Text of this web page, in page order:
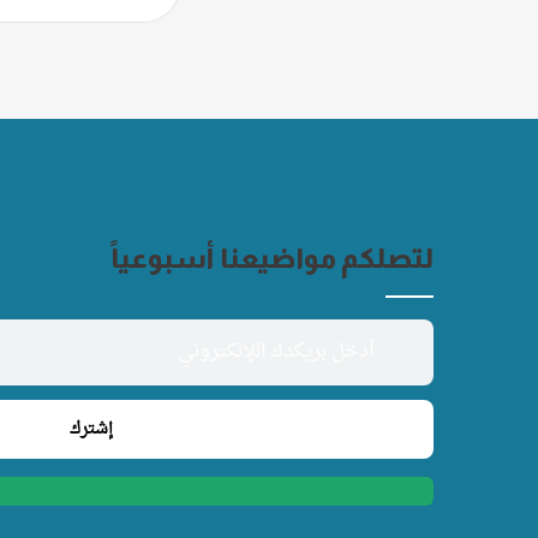
لتصلكم مواضيعنا أسبوعياً